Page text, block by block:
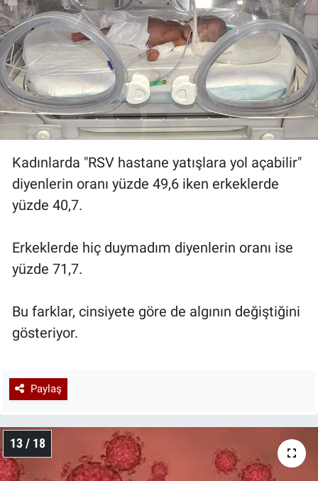
Kadınlarda "RSV hastane yatışlara yol açabilir"
diyenlerin oranı yüzde 49,6 iken erkeklerde
yüzde 40,7.
Erkeklerde hiç duymadım diyenlerin oranı ise
yüzde 71,7.
Bu farklar, cinsiyete göre de algının değiştiğini
gösteriyor.
Paylaş
13 / 18